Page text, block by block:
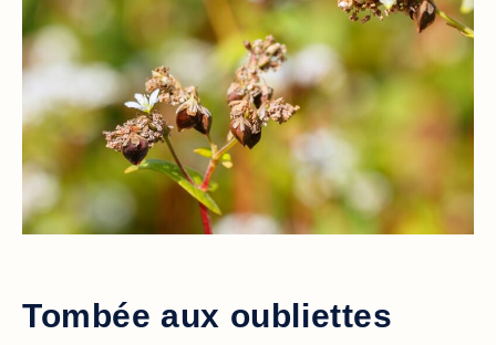
Tombée aux oubliettes